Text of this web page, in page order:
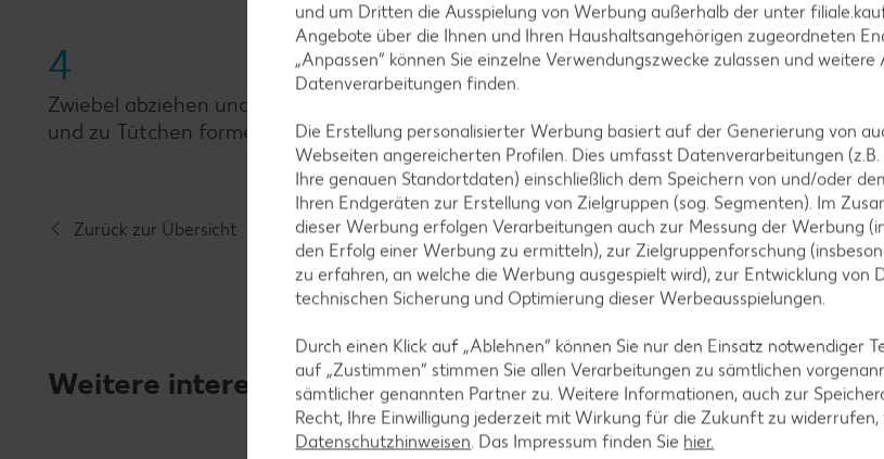
4
Zwiebel abziehen und in feine Ringe schneiden. Nori-Blätter mit Reis, Rotbarsch und
und zu Tütchen formen. Kresse vom Beet schneiden und Temaki mit Zwiebeln und
Zurück zur Übersicht
Weitere interessante Rezeptkategorien
und um Dritten die Ausspielung von Werbung außerhalb der unter
Angebote über die Ihnen und Ihren Haushaltsangehörigen zugeordneten
„Anpassen“ können Sie einzelne Verwendungszwecke zulassen und
Datenverarbeitungen finden.
Die Erstellung personalisierter Werbung basiert auf der Generierung von
Webseiten angereicherten Profilen. Dies umfasst Datenverarbeitungen
Ihre genauen Standortdaten) einschließlich dem Speichern von und/oder
Ihren Endgeräten zur Erstellung von Zielgruppen (sog. Segmenten). Im
dieser Werbung erfolgen Verarbeitungen auch zur Messung der Werbung
den Erfolg einer Werbung zu ermitteln), zur Zielgruppenforschung
zu erfahren, an welche die Werbung ausgespielt wird), zur Entwicklung von
technischen Sicherung und Optimierung dieser Werbeausspielungen.
Durch einen Klick auf „Ablehnen“ können Sie nur den Einsatz notwendiger
auf „Zustimmen“ stimmen Sie allen Verarbeitungen zu sämtlichen
sämtlicher genannten Partner zu. Weitere Informationen, auch zur
Recht, Ihre Einwilligung jederzeit mit Wirkung für die Zukunft zu widerrufen,
Datenschutzhinweisen. Das Impressum finden Sie hier.